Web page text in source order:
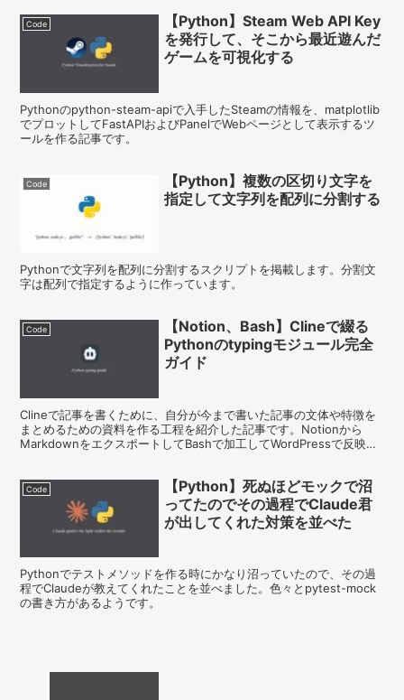
Code
【Python】Steam Web API Key
を発行して、そこから最近遊んだ
ゲームを可視化する
Pythonのpython-steam-apiで入手したSteamの情報を、matplotlib
でプロットしてFastAPIおよびPanelでWebページとして表示するツ
ールを作る記事です。
Code
【Python】複数の区切り文字を
指定して文字列を配列に分割する
Pythonで文字列を配列に分割するスクリプトを掲載します。分割文
字は配列で指定するように作っています。
Code
【Notion、Bash】Clineで綴る
Pythonのtypingモジュール完全
ガイド
Clineで記事を書くために、自分が今まで書いた記事の文体や特徴を
まとめるための資料を作る工程を紹介した記事です。Notionから
MarkdownをエクスポートしてBashで加工してWordPressで反映し
Code
【Python】死ぬほどモックで沼
ってたのでその過程でClaude君
が出してくれた対策を並べた
Pythonでテストメソッドを作る時にかなり沼っていたので、その過
程でClaudeが教えてくれたことを並べました。色々とpytest-mock
の書き方があるようです。